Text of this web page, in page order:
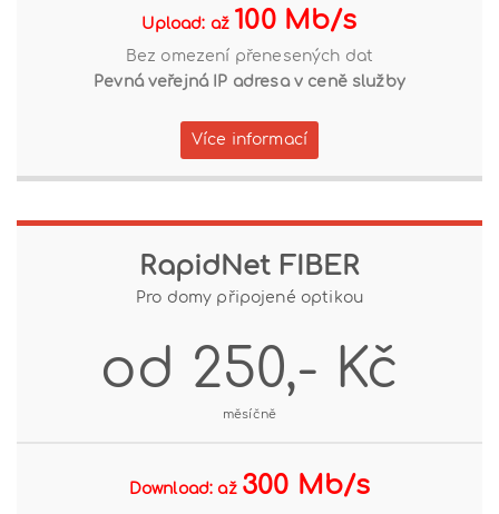
Upload: až 100 Mb/s
Bez omezení přenesených dat
Pevná veřejná IP adresa v ceně služby
Více informací
RapidNet FIBER
Pro domy připojené optikou
od 250,- Kč
měsíčně
Download: až 300 Mb/s